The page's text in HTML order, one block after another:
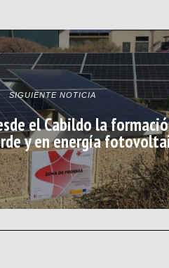
SIGUIENTE NOTICIA
el Cabildo la
y en energía